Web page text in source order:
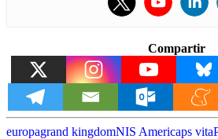
Compartir
europagrand kingdomNIS Americaps vita